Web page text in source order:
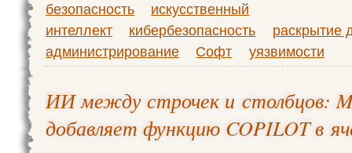
безопасность
искусственный
интеллект
кибербезопасность
раскрытие
администрирование
Софт уязвимости
ИИ между строчек и столбцов:
добавляет функцию COPILOT в